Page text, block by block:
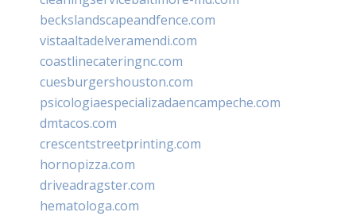
beckslandscapeandfence.com
vistaaltadelveramendi.com
coastlinecateringnc.com
cuesburgershouston.com
psicologiaespecializadaencampeche.com
dmtacos.com
crescentstreetprinting.com
hornopizza.com
driveadragster.com
hematologa.com